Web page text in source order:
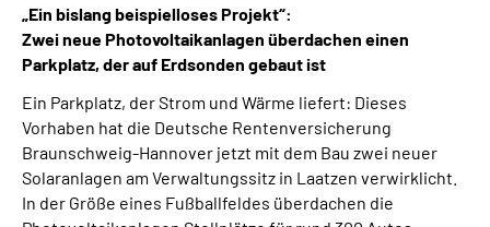
Online-Services
Inhalte in Gebärdensprache (DGS)
Leichte Sprache
Suche
„Ein bislang beispielloses Projekt“:
Zwei neue Photovoltaikanlagen überdachen einen
Parkplatz, der auf Erdsonden gebaut ist
Ein Parkplatz, der Strom und Wärme liefert: Dieses
Vorhaben hat die Deutsche Rentenversicherung
Braunschweig-Hannover jetzt mit dem Bau zwei neuer
Solaranlagen am Verwaltungssitz in Laatzen verwirklicht.
In der Größe eines Fußballfeldes überdachen die